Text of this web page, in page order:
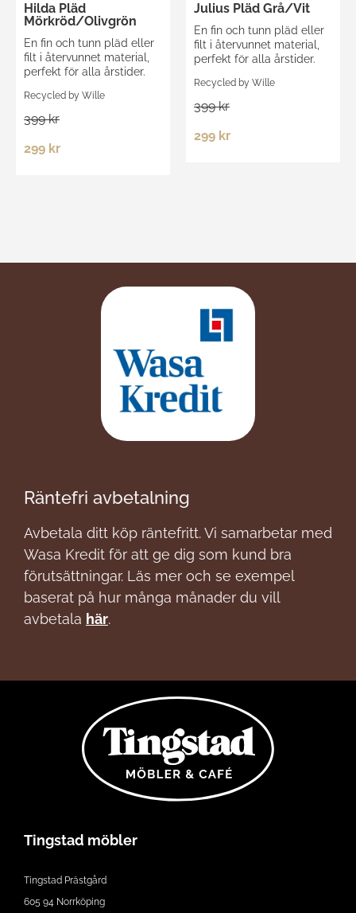
Hilda Pläd
Mörkröd/Olivgrön
En fin och tunn pläd eller
filt i återvunnet material,
perfekt för alla årstider.
Recycled by Wille
399 kr
299 kr
Julius Pläd Grå/Vit
En fin och tunn pläd eller
filt i återvunnet material,
perfekt för alla årstider.
Recycled by Wille
399 kr
299 kr
Räntefri avbetalning
Avbetala ditt köp räntefritt. Vi samarbetar med
Wasa Kredit för att ge dig som kund bra
förutsättningar. Läs mer och se exempel
baserat på hur många månader du vill
avbetala här.
Tingstad möbler
Tingstad Prästgård
605 94 Norrköping